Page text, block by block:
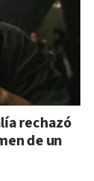
rechazó
de un